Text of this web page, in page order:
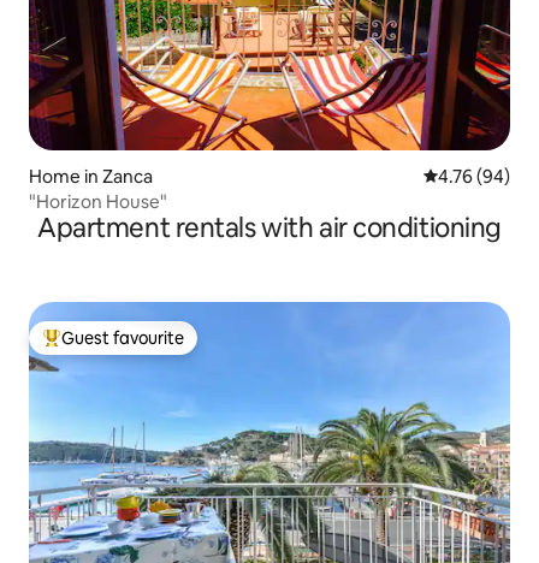
Home in Zanca 4.76 out of 5
4.76 (94)
"Horizon House"
Apartment rentals with air conditioning
Top guest favourite
Guest favourite